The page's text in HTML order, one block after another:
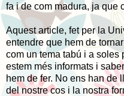
fa i de com madura, ja que
Aquest article, fet per la
entendre que hem de
com un tema tabú i a soles
estem més informats i
hem de fer. No ens han de
del nostre cos i la nostra